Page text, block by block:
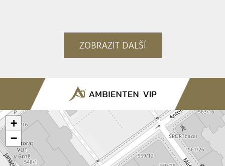
ZOBRAZIT DALŠÍ
+
−